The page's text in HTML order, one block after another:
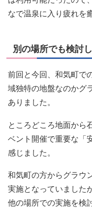
なで温泉に入り疲れを
別の場所でも検討
前回と今回、和気町で
域独特の地盤なのかグ
ありました。
ところどころ地面から
ベント開催で重要な「
感じました。
和気町の方からグラウ
実施となっていました
他の場所での実施を検